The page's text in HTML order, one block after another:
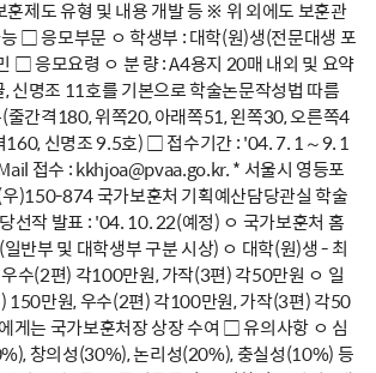
훈제도 유형 및 내용 개발 등 ※ 위 외에도 보훈관
□ 응모부문 ㅇ 학생부 : 대학(원)생(전문대생 포
□ 응모요령 ㅇ 분 량 : A4용지 20매 내외 및 요약
, 신명조 11호를 기본으로 학술논문작성법 따름
줄간격180, 위쪽20, 아래쪽51, 왼쪽30, 오른쪽4
신명조 9.5호) □ 접수기간 : '04. 7. 1～9. 1
접수 : kkhjoa@pvaa.go.kr. * 서울시 영등포
)150-874 국가보훈처 기획예산담당관실 학술
선작 발표 : '04. 10. 22(예정) ㅇ 국가보훈처 홈
반부 및 대학생부 구분 시상) ㅇ 대학(원)생 - 최
수(2편) 각100만원, 가작(3편) 각50만원 ㅇ 일
150만원, 우수(2편) 각100만원, 가작(3편) 각50
게는 국가보훈처장 상장 수여 □ 유의사항 ㅇ 심
창의성(30%), 논리성(20%), 충실성(10%) 등